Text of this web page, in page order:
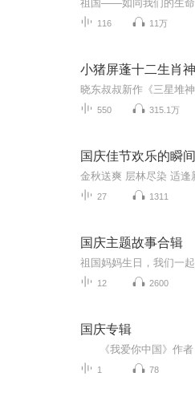
116 11万
550 315.1万
国庆佳节欢乐的瞬间
27 1311
国庆主题故事合辑
12 2600
国庆专辑
1 78